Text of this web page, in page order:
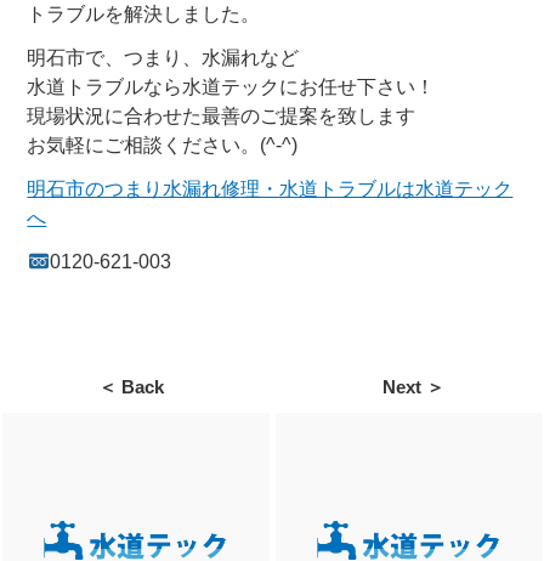
トラブルを解決しました。
明石市で、つまり、水漏れなど
水道トラブルなら水道テックにお任せ下さい！
現場状況に合わせた最善のご提案を致します
お気軽にご相談ください。(^-^)
明石市のつまり水漏れ修理・水道トラブルは水道テック
へ
0120-621-003
＜ Back Next ＞